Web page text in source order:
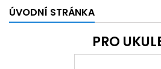
ÚVODNÍ STRÁNKA
PRO